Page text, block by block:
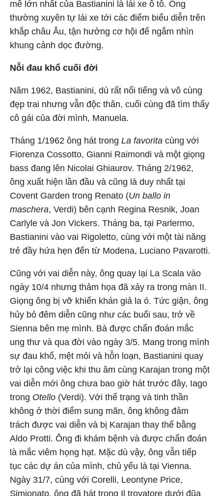
mê lớn nhất của Bastianini là lái xe ô tô. Ông
thường xuyên tự lái xe tới các điểm biểu diễn trên
khắp châu Âu, tận hưởng cơ hội để ngắm nhìn
khung cảnh dọc đường.
Nỗi đau khổ cuối đời
Năm 1962, Bastianini, dù rất nổi tiếng và vô cùng
đẹp trai nhưng vẫn độc thân, cuối cùng đã tìm thấy
cô gái của đời mình, Manuela.
Tháng 1/1962 ông hát trong La favorita cùng với
Fiorenza Cossotto, Gianni Raimondi và một giọng
bass đang lên Nicolai Ghiaurov. Tháng 2/1962,
ông xuất hiện lần đầu và cũng là duy nhất tại
Covent Garden trong Renato (Un ballo in
maschera, Verdi) bên cạnh Regina Resnik, Joan
Carlyle và Jon Vickers. Tháng ba, tại Parlermo,
Bastianini vào vai Rigoletto, cùng với một tài năng
trẻ đầy hứa hẹn đến từ Modena, Luciano Pavarotti.
Cũng với vai diễn này, ông quay lại La Scala vào
ngày 10/4 nhưng thảm họa đã xảy ra trong màn II.
Giọng ông bị vỡ khiến khán giả la ó. Tức giận, ông
hủy bỏ đêm diễn cũng như các buổi sau, trở về
Sienna bên mẹ mình. Bà được chẩn đoán mắc
ung thư và qua đời vào ngày 3/5. Mang trong mình
sự đau khổ, mệt mỏi và hỗn loạn, Bastianini quay
trở lại công việc khi thu âm cùng Karajan trong một
vai diễn mới ông chưa bao giờ hát trước đây, Iago
trong Otello (Verdi). Với thể trạng và tinh thần
không ở thời điểm sung mãn, ông không đảm
trách được vai diễn và bị Karajan thay thế bằng
Aldo Protti. Ông đi khám bệnh và được chẩn đoán
là mắc viêm họng hạt. Mặc dù vậy, ông vẫn tiếp
tục các dự án của mình, chủ yếu là tại Vienna.
Ngày 31/7, cùng với Corelli, Leontyne Price,
Simionato, ông đã hát trong Il trovatore dưới đũa